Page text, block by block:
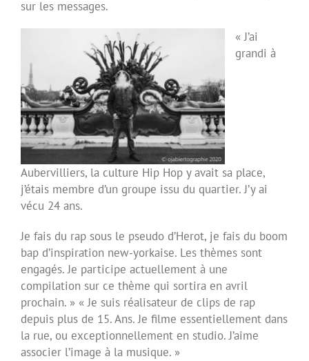
sur les messages.
« J’ai
grandi à
Aubervilliers, la culture Hip Hop y avait sa place,
j’étais membre d’un groupe issu du quartier. J’y ai
vécu 24 ans.
Je fais du rap sous le pseudo d’Herot, je fais du boom
bap d’inspiration new-yorkaise. Les thèmes sont
engagés. Je participe actuellement à une
compilation sur ce thème qui sortira en avril
prochain. » « Je suis réalisateur de clips de rap
depuis plus de 15. Ans. Je filme essentiellement dans
la rue, ou exceptionnellement en studio. J’aime
associer l’image à la musique. »